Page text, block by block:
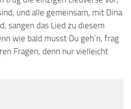
und alle gemeinsam, mit Dina
sangen das Lied zu diesem
wie bald musst Du geh`n, frag
Fragen, denn nur vielleicht